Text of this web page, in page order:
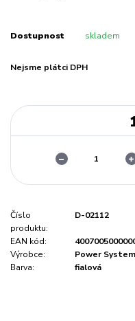
Dostupnost skladem
Nejsme plátci DPH
Číslo
produktu:
D-02112
EAN kód:
Výrobce:
Power System
Barva:
fialová